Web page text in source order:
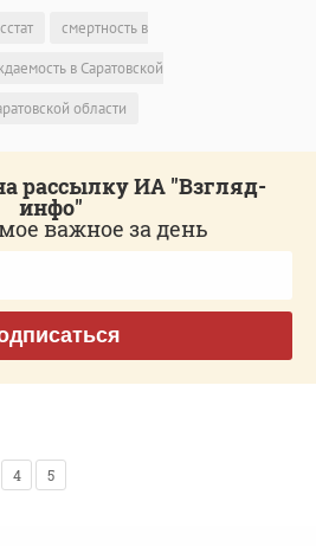
смертность в
в Саратовской
области
рассылку ИА "Взгляд-
инфо"
важное за день
4 5